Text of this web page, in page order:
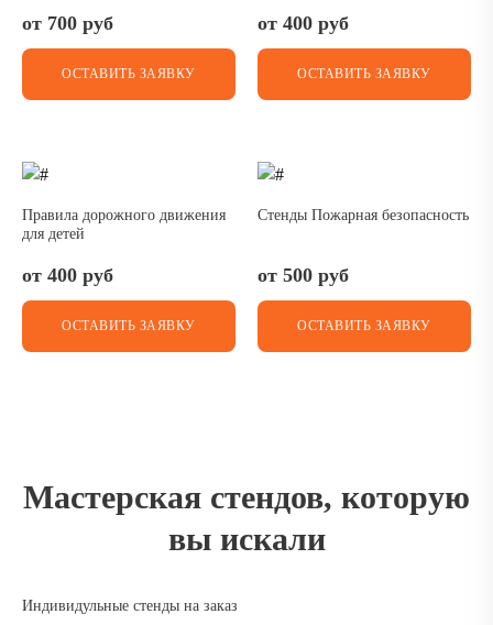
от 700 руб
ОСТАВИТЬ ЗАЯВКУ
от 400 руб
ОСТАВИТЬ ЗАЯВКУ
Правила дорожного движения
для детей
от 400 руб
ОСТАВИТЬ ЗАЯВКУ
Стенды Пожарная безопасность
от 500 руб
ОСТАВИТЬ ЗАЯВКУ
Мастерская стендов, которую
вы искали
Индивидульные стенды на заказ